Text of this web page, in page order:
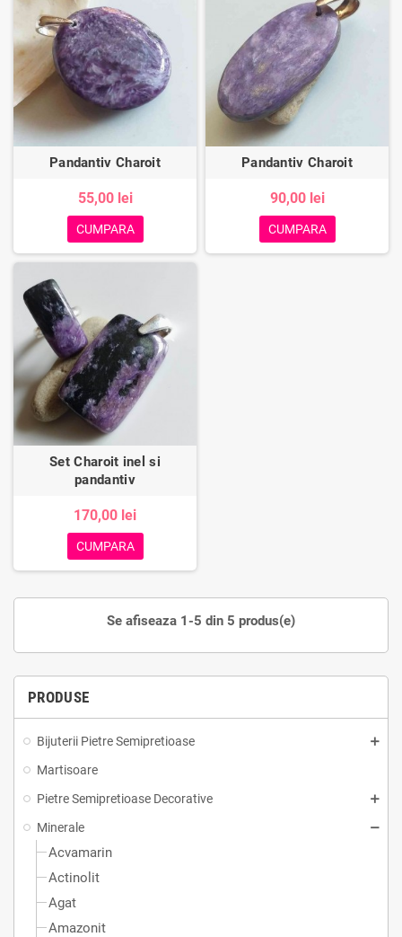
PRODUSE
Bijuterii Pietre Semipretioase
Martisoare
Pietre Semipretioase Decorative
Minerale
Acvamarin
Actinolit
Agat
Amazonit
Pandantiv Charoit
55,00 lei
CUMPARA
Pandantiv Charoit
90,00 lei
CUMPARA
Set Charoit inel si
pandantiv
170,00 lei
CUMPARA
Se afiseaza 1-5 din 5 produs(e)